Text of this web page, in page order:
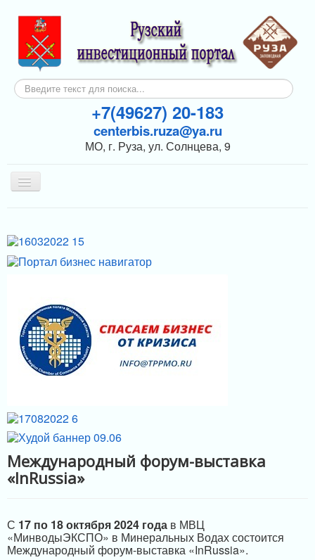
Искать...
+7(49627) 20-183
centerbis.ruza@ya.ru
МО, г. Руза, ул. Солнцева, 9
Включить/
выключить
ГЛАВНАЯ
НОВОСТИ
ПОДДЕРЖКА БИЗНЕСА
МЕРЫ ПОДДЕРЖКИ
ИНФРАСТРУКТУРА ПОДДЕРЖКИ
Международный форум-выставка
«InRussia»
С 17 по 18 октября 2024 года в МВЦ
«МинводыЭКСПО» в Минеральных Водах состоится
Международный форум-выставка «InRussia».